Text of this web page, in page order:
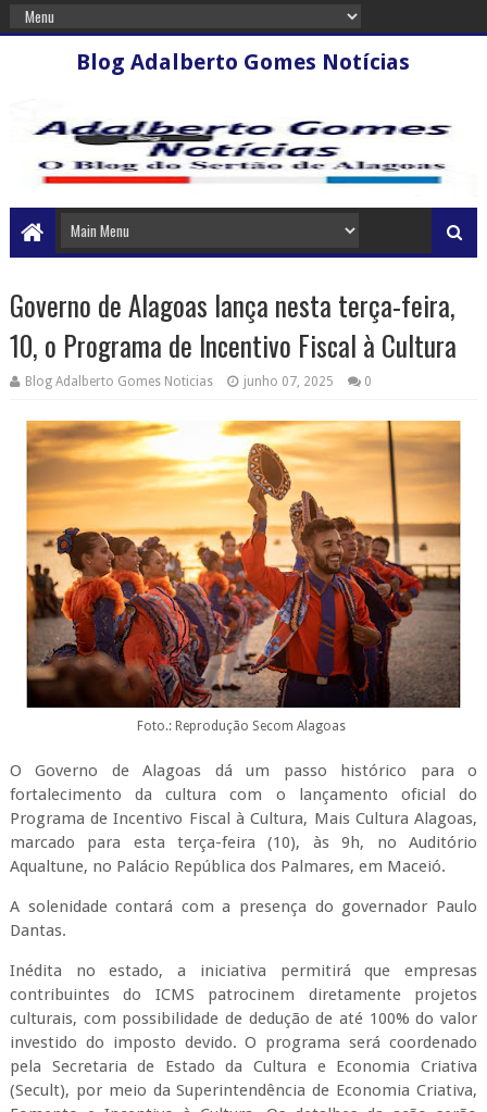
Blog Adalberto Gomes Notícias
Governo de Alagoas lança nesta terça-feira,
10, o Programa de Incentivo Fiscal à Cultura
Blog Adalberto Gomes Noticias junho 07, 2025 0
Foto.: Reprodução Secom Alagoas
O Governo de Alagoas dá um passo histórico para o
fortalecimento da cultura com o lançamento oficial do
Programa de Incentivo Fiscal à Cultura, Mais Cultura Alagoas,
marcado para esta terça-feira (10), às 9h, no Auditório
Aqualtune, no Palácio República dos Palmares, em Maceió.
A solenidade contará com a presença do governador Paulo
Dantas.
Inédita no estado, a iniciativa permitirá que empresas
contribuintes do ICMS patrocinem diretamente projetos
culturais, com possibilidade de dedução de até 100% do valor
investido do imposto devido. O programa será coordenado
pela Secretaria de Estado da Cultura e Economia Criativa
(Secult), por meio da Superintendência de Economia Criativa,